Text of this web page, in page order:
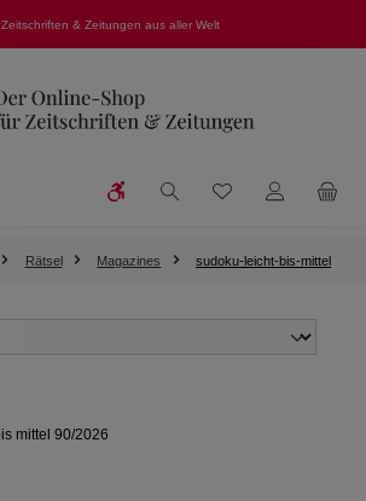
Zeitschriften & Zeitungen aus aller Welt
Werkzeugleiste anzeigen
Du hast 0
Rätsel Magazines sudoku-leicht-bis-mittel